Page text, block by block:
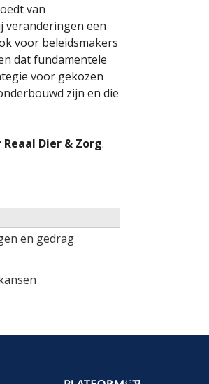
van
veranderingen een
voor beleidsmakers
dat fundamentele
voor gekozen
zijn en die
Dier & Zorg.
en gedrag